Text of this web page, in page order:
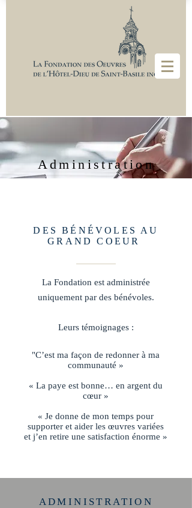
Administration
DES BÉNÉVOLES AU
GRAND COEUR
La Fondation est administrée
uniquement par des bénévoles.
Leurs témoignages :
"C’est ma façon de redonner à ma
communauté »
« La paye est bonne… en argent du
cœur »
« Je donne de mon temps pour
supporter et aider les œuvres variées
et j’en retire une satisfaction énorme »
ADMINISTRATION